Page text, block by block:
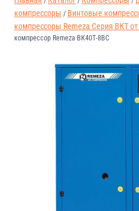
компрессоры / Винтовые
компрессоры Remeza Серия ВКТ
компрессор Remeza ВК40Т-8ВС